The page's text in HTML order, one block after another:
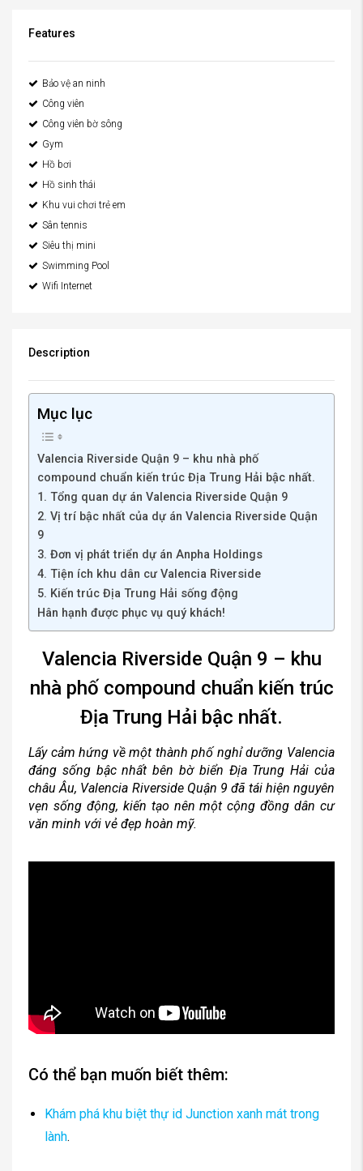
Features
Bảo vệ an ninh
Công viên
Công viên bờ sông
Gym
Hồ bơi
Hồ sinh thái
Khu vui chơi trẻ em
Sân tennis
Siêu thị mini
Swimming Pool
Wifi Internet
Description
Mục lục
Valencia Riverside Quận 9 – khu nhà phố
compound chuẩn kiến trúc Địa Trung Hải bậc nhất.
1. Tổng quan dự án Valencia Riverside Quận 9
2. Vị trí bậc nhất của dự án Valencia Riverside Quận
9
3. Đơn vị phát triển dự án Anpha Holdings
4. Tiện ích khu dân cư Valencia Riverside
5. Kiến trúc Địa Trung Hải sống động
Hân hạnh được phục vụ quý khách!
Valencia Riverside Quận 9 – khu
nhà phố compound chuẩn kiến trúc
Địa Trung Hải bậc nhất.
Lấy cảm hứng về một thành phố nghỉ dưỡng Valencia
đáng sống bậc nhất bên bờ biển Địa Trung Hải của
châu Âu, Valencia Riverside Quận 9 đã tái hiện nguyên
vẹn sống động, kiến tạo nên một cộng đồng dân cư
văn minh với vẻ đẹp hoàn mỹ.
Có thể bạn muốn biết thêm:
Khám phá khu biệt thự id Junction xanh mát trong
lành.